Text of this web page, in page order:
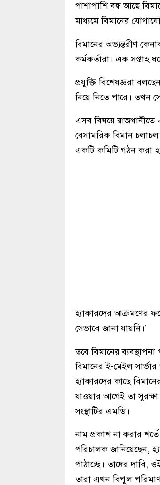
পাশাপাশি বন্ধ আছে
মাধ্যমে বিমানের
বিমানের অভ্যন্তরীণ
কর্মকর্তারা। এক সপ্তাহ
প্রযুক্তি বিশেষজ্ঞরা
নিয়ে নিতে পারে। তখন
এসব বিষয়ে রাজধানীতে
বেসামরিক বিমান চলাচল
একটি কমিটি গঠন করা
হ্যাকারদের আক্রমণের
সেভাবে জানা যায়নি।’
তবে বিমানের
বিমানের ই-মেইল
হ্যাকারদের কাছে
যাওয়ার আগেই তা সুরক্ষা
সংস্থাটির এমডি।
নাম প্রকাশ না করার
পরিচালক জানিয়েছেন,
পাঠাচ্ছে। তাদের দাবি,
তারা এখন বিপুল পরিমাণ